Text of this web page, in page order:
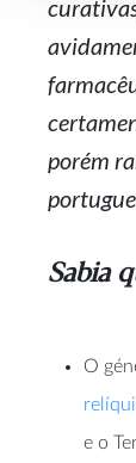
porém
Sabia
O
e o